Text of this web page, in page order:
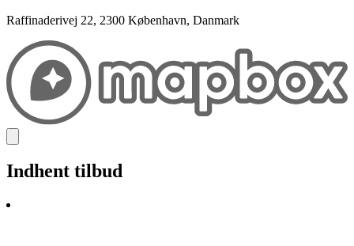
Raffinaderivej 22, 2300 København, Danmark
Indhent tilbud